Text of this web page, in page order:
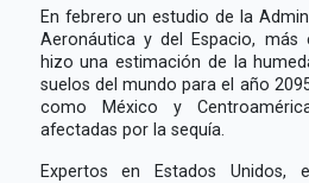
En febrero un estudio de la
Aeronáutica y del Espacio, más
hizo una estimación de la
suelos del mundo para el año
como México y
afectadas por la sequía.
Expertos en Estados Unidos,